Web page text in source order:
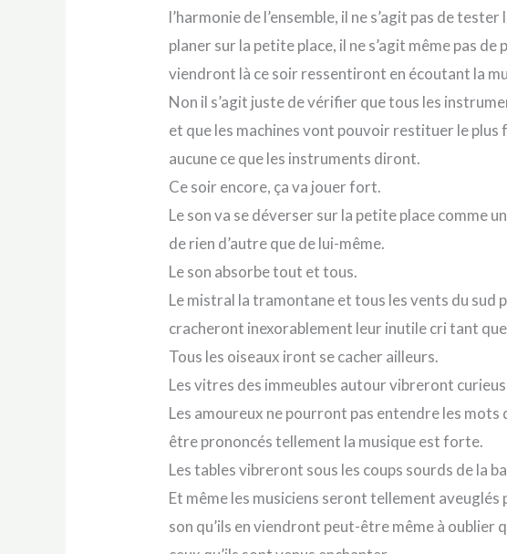
l’harmonie de l’ensemble, il ne s’agit pas de
planer sur la petite place, il ne s’agit même pas de
viendront là ce soir ressentiront en écoutant la
Non il s’agit juste de vérifier que tous les
et que les machines vont pouvoir restituer le
aucune ce que les instruments diront.
Ce soir encore, ça va jouer fort.
Le son va se déverser sur la petite place comme
de rien d’autre que de lui-même.
Le son absorbe tout et tous.
Le mistral la tramontane et tous les vents du sud
cracheront inexorablement leur inutile cri tant
Tous les oiseaux iront se cacher ailleurs.
Les vitres des immeubles autour vibreront
Les amoureux ne pourront pas entendre les
être prononcés tellement la musique est forte.
Les tables vibreront sous les coups sourds de la
Et même les musiciens seront tellement
son qu’ils en viendront peut-être même à oublier